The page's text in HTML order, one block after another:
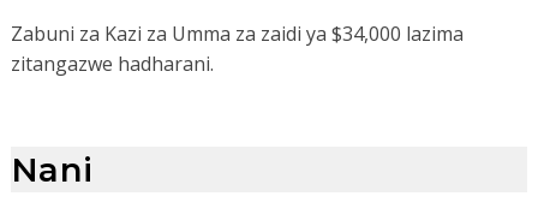
Zabuni za Kazi za Umma za zaidi ya $34,000 lazima
zitangazwe hadharani.
Nani